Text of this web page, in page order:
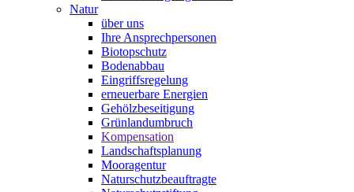
Natur
über uns
Ihre Ansprechpersonen
Biotopschutz
Bodenabbau
Eingriffsregelung
erneuerbare Energien
Gehölzbeseitigung
Grünlandumbruch
Kompensation
Landschaftsplanung
Mooragentur
Naturschutzbeauftragte